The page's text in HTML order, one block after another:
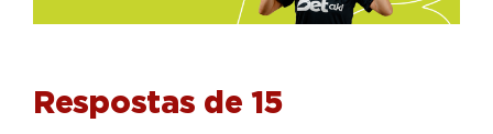
Respostas de 15